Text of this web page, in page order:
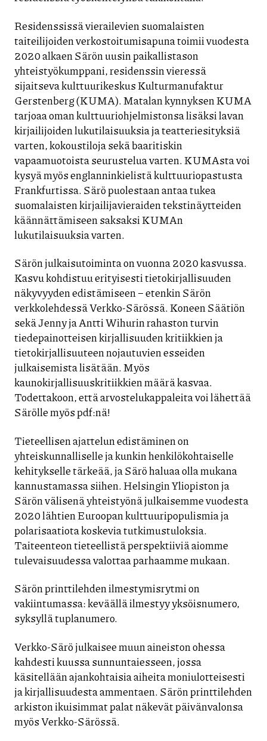
Residenssissä vierailevien suomalaisten
taiteilijoiden verkostoitumisapuna toimii vuodesta
2020 alkaen Särön uusin paikallistason
yhteistyökumppani, residenssin vieressä
sijaitseva kulttuurikeskus Kulturmanufaktur
Gerstenberg (KUMA). Matalan kynnyksen KUMA
tarjoaa oman kulttuuriohjelmistonsa lisäksi lavan
kirjailijoiden lukutilaisuuksia ja teatteriesityksiä
varten, kokoustiloja sekä baaritiskin
vapaamuotoista seurustelua varten. KUMAsta voi
kysyä myös englanninkielistä kulttuuriopastusta
Frankfurtissa. Särö puolestaan antaa tukea
suomalaisten kirjailijavieraiden tekstinäytteiden
käännättämiseen saksaksi KUMAn
lukutilaisuuksia varten.
Särön julkaisutoiminta on vuonna 2020 kasvussa.
Kasvu kohdistuu erityisesti tietokirjallisuuden
näkyvyyden edistämiseen – etenkin Särön
verkkolehdessä Verkko-Särössä. Koneen Säätiön
sekä Jenny ja Antti Wihurin rahaston turvin
tiedepainotteisen kirjallisuuden kritiikkien ja
tietokirjallisuuteen nojautuvien esseiden
julkaisemista lisätään. Myös
kaunokirjallisuuskritiikkien määrä kasvaa.
Todettakoon, että arvostelukappaleita voi lähettää
Särölle myös pdf:nä!
Tieteellisen ajattelun edistäminen on
yhteiskunnalliselle ja kunkin henkilökohtaiselle
kehitykselle tärkeää, ja Särö haluaa olla mukana
kannustamassa siihen. Helsingin Yliopiston ja
Särön välisenä yhteistyönä julkaisemme vuodesta
2020 lähtien Euroopan kulttuuripopulismia ja
polarisaatiota koskevia tutkimustuloksia.
Taiteenteon tieteellistä perspektiiviä aiomme
tulevaisuudessa valottaa parhaamme mukaan.
Särön printtilehden ilmestymisrytmi on
vakiintumassa: keväällä ilmestyy yksöisnumero,
syksyllä tuplanumero.
Verkko-Särö julkaisee muun aineiston ohessa
kahdesti kuussa sunnuntaiesseen, jossa
käsitellään ajankohtaisia aiheita moniulotteisesti
ja kirjallisuudesta ammentaen. Särön printtilehden
arkiston ikuisimmat palat näkevät päivänvalonsa
myös Verkko-Särössä.